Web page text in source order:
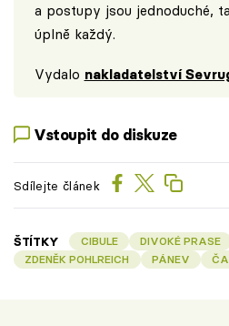
a postupy jsou jednoduché,
úplně každý.
Vydalo nakladatelství
Vstoupit do diskuze
Sdílejte článek
ŠTÍTKY CIBULE DIVOKÉ PRASE
ZDENĚK POHLREICH
PÁNEV